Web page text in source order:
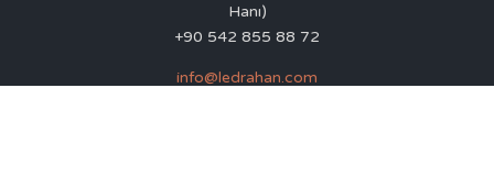
Hanı)
+90 542 855 88 72
info@ledrahan.com